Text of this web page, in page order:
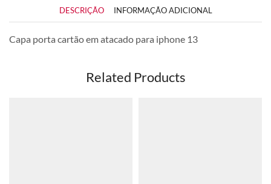
DESCRIÇÃO INFORMAÇÃO ADICIONAL
Capa porta cartão em atacado para iphone 13
Related Products